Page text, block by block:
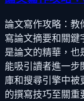
論文寫作攻略：教
寫論文摘要和關鍵
是論文的精華，也
能吸引讀者進一步
庫和搜尋引擎中被
的撰寫技巧至關重